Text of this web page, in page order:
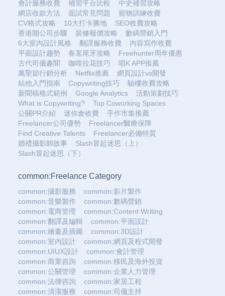
會計服務收費
補習平台比較
中史補習攻略
網店收款方法
面試常見問題
寵物訓練收費
CV格式攻略
10大打卡勝地
SEO收費攻略
香港開公司步驟
裝修報價攻略
數碼營銷入門
6大室內設計風格
翻譯服務收費
內容寫作收費
平面設計趨勢
春茗尾牙攻略
Freehunter周年優惠
古代司儀趣聞
咖啡拉花技巧
唱K APP推薦
萬聖節行銷分析
Netflix推薦
網頁設計vs開發
結他入門指南
Copywriting技巧
驗樓收費攻略
新聞稿格式範例
Google Analytics
活動策劃技巧
What is Copywriting?
Top Coworking Spaces
公關PR介紹
迷你倉收費
手作市集推薦
Freelancer公司優勢
Freelancer醫療保障
Find Creative Talents
Freelancer必備特質
婚禮攝影師故事
Slash冒起迷思（上）
Slash冒起迷思（下）
common:Freelance Category
common:攝影服務
common:影片製作
common:音樂製作
common:數碼營銷
common:電商管理
common:Content Writing
common:翻譯及編輯
common:平面設計
common:繪畫及插圖
common:3D設計
common:室內設計
common:網頁及程式開發
common:UIUX設計
common:會計管理
common:商業咨詢
common:移民及海外投資
common:公關管理
common:企業人力管理
common:法律咨詢
common:家居工程
common:清潔服務
common:司儀主持